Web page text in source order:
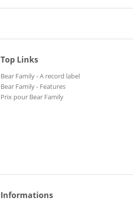
Top Links
Bear Family - A record label
Bear Family - Features
Prix pour Bear Family
Informations